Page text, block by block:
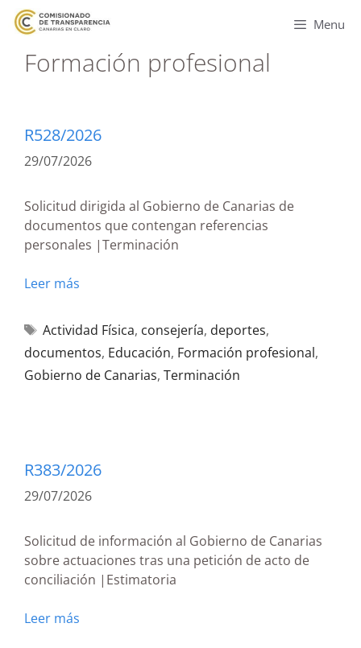
Menu
Formación profesional
R528/2026
29/07/2026
Solicitud dirigida al Gobierno de Canarias de
documentos que contengan referencias
personales |Terminación
Leer más
Actividad Física, consejería, deportes,
documentos, Educación, Formación profesional,
Gobierno de Canarias, Terminación
R383/2026
29/07/2026
Solicitud de información al Gobierno de Canarias
sobre actuaciones tras una petición de acto de
conciliación |Estimatoria
Leer más